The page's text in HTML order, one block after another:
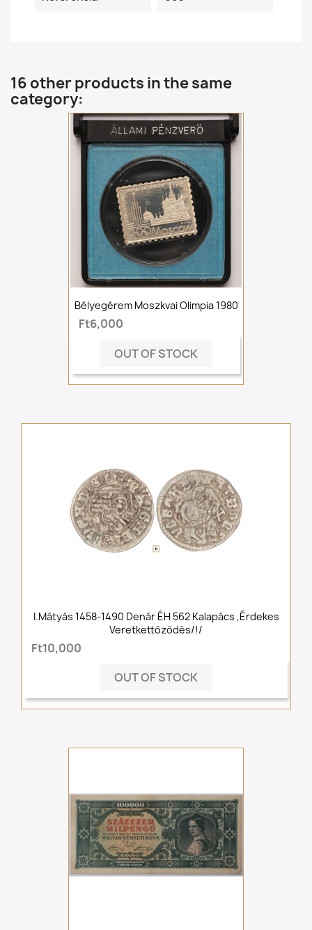
16 other products in the same
category:
Bélyegérem Moszkvai Olimpia 1980
Ft6,000
OUT OF STOCK
I.Mátyás 1458-1490 Denár ÉH 562 Kalapács ,Érdekes
Veretkettőződés/!/
Ft10,000
OUT OF STOCK